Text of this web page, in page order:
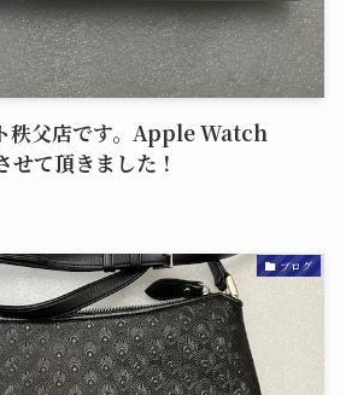
秩父店です。Apple Watch
て頂きました！
ブログ